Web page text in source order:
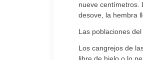
nueve centímetros.
desove, la hembra
Las poblaciones
Los cangrejos de